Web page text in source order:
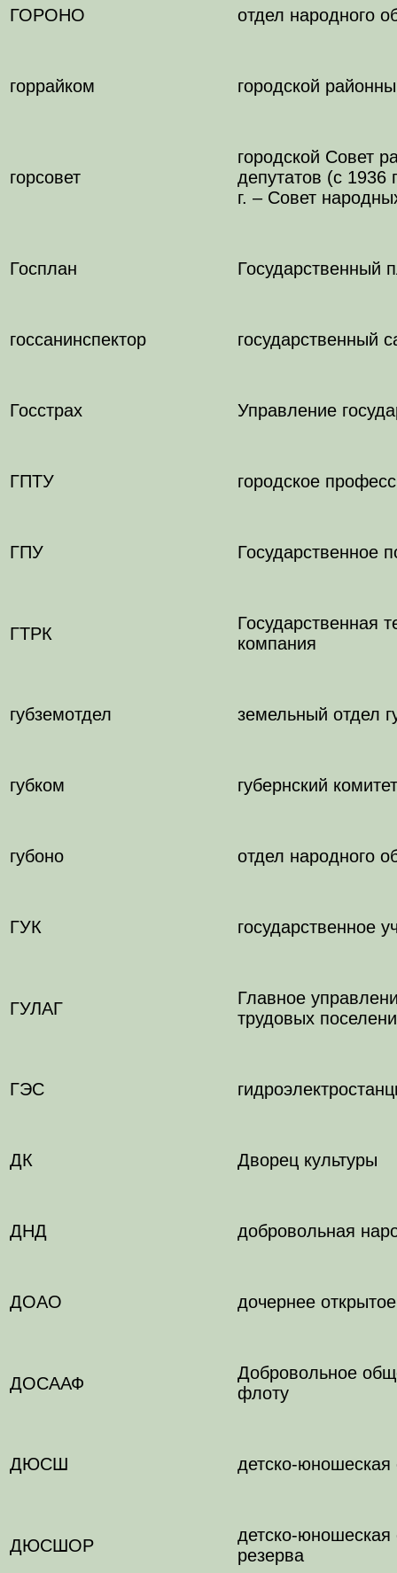
ГОРОНО отдел народного
горрайком городской
горсовет
городской Совет
депутатов (с 1936
г. – Совет
Госплан Государственный
госсанинспектор государственный
Госстрах Управление
ГПТУ городское
ГПУ Государственное
ГТРК
Государственная
компания
губземотдел земельный отдел
губком губернский комитет
губоно отдел народного
ГУК государственное
ГУЛАГ
Главное
трудовых
ГЭС
ДК Дворец культуры
ДНД добровольная
ДОАО дочернее
ДОСААФ
Добровольное
флоту
ДЮСШ детско-
ДЮСШОР
детско-юношеская
резерва